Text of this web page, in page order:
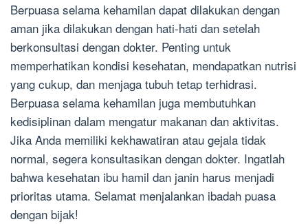
Berpuasa selama kehamilan dapat dilakukan dengan
aman jika dilakukan dengan hati-hati dan setelah
berkonsultasi dengan dokter. Penting untuk
memperhatikan kondisi kesehatan, mendapatkan nutrisi
yang cukup, dan menjaga tubuh tetap terhidrasi.
Berpuasa selama kehamilan juga membutuhkan
kedisiplinan dalam mengatur makanan dan aktivitas.
Jika Anda memiliki kekhawatiran atau gejala tidak
normal, segera konsultasikan dengan dokter. Ingatlah
bahwa kesehatan ibu hamil dan janin harus menjadi
prioritas utama. Selamat menjalankan ibadah puasa
dengan bijak!